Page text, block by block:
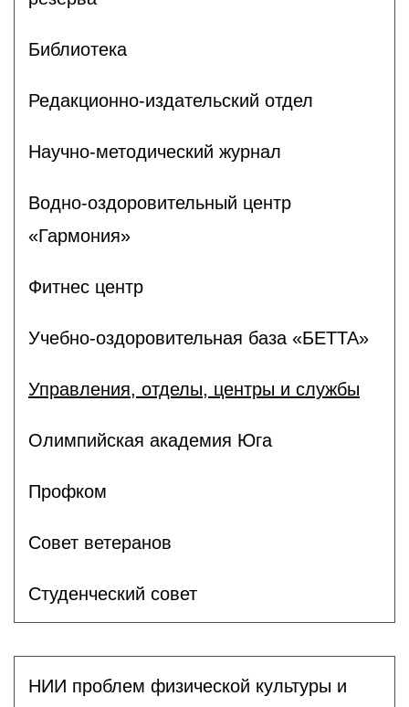
Библиотека
Редакционно-издательский отдел
Научно-методический журнал
Водно-оздоровительный центр
«Гармония»
Фитнес центр
Учебно-оздоровительная база «БЕТТА»
Управления, отделы, центры и службы
Олимпийская академия Юга
Профком
Совет ветеранов
Студенческий совет
НИИ проблем физической культуры и